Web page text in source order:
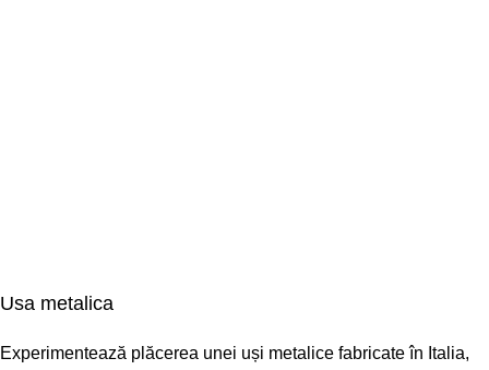
Usa metalica
Experimentează plăcerea unei uși metalice fabricate în Italia,